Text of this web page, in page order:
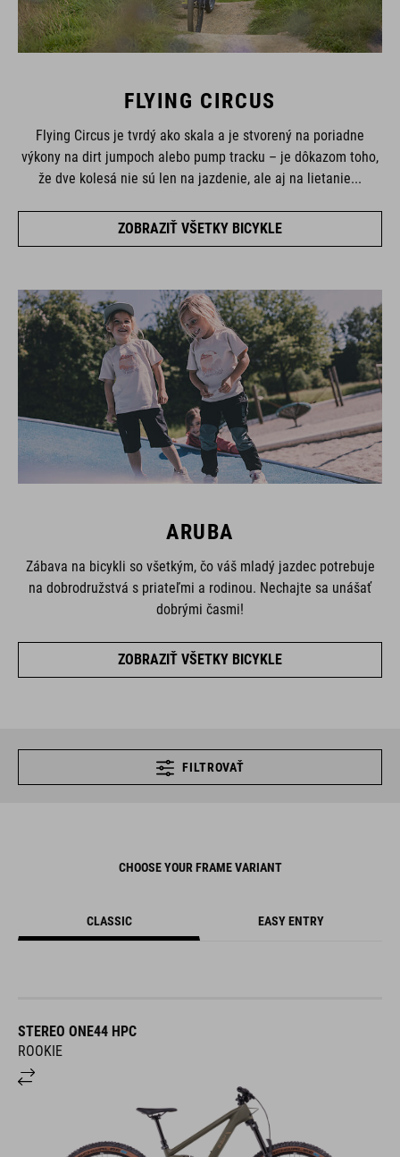
FLYING CIRCUS
Flying Circus je tvrdý ako skala a je stvorený na poriadne
výkony na dirt jumpoch alebo pump tracku – je dôkazom toho,
že dve kolesá nie sú len na jazdenie, ale aj na lietanie...
ZOBRAZIŤ VŠETKY BICYKLE
ARUBA
Zábava na bicykli so všetkým, čo váš mladý jazdec potrebuje
na dobrodružstvá s priateľmi a rodinou. Nechajte sa unášať
dobrými časmi!
ZOBRAZIŤ VŠETKY BICYKLE
FILTROVAŤ
CHOOSE YOUR FRAME VARIANT
CLASSIC EASY ENTRY
STEREO ONE44 HPC
ROOKIE